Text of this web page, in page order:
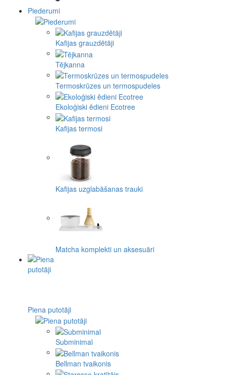
Piederumi
Kafijas grauzdētāji
Tējkanna
Termoskrūzes un termospudeles
Ekoloģiski ēdieni Ecotree
Kafijas termosi
Kafijas uzglabāšanas trauki
Matcha komplekti un aksesuāri
Piena putotāji
Subminimal
Bellman tvaikonis